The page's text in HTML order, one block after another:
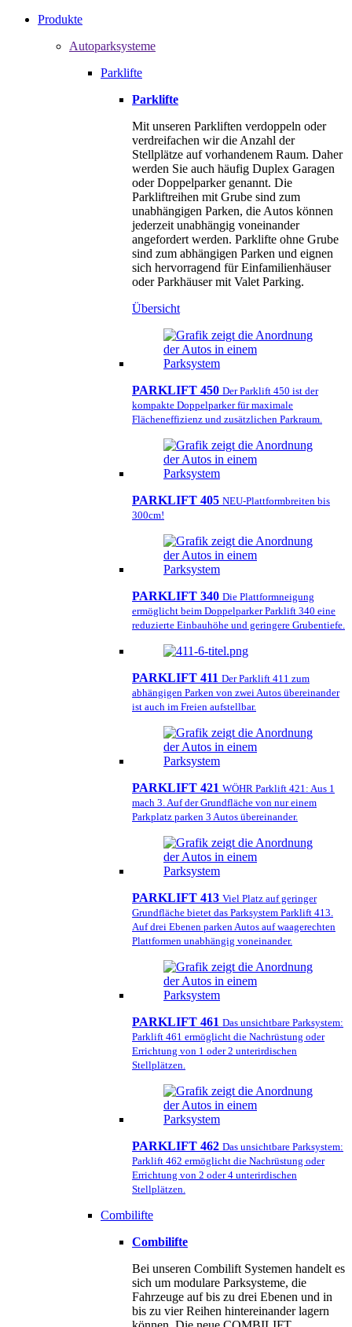
Produkte
Autoparksysteme
Parklifte
Parklifte
Mit unseren Parkliften verdoppeln oder
verdreifachen wir die Anzahl der
Stellplätze auf vorhandenem Raum. Daher
werden Sie auch häufig Duplex Garagen
oder Doppelparker genannt. Die
Parkliftreihen mit Grube sind zum
unabhängigen Parken, die Autos können
jederzeit unabhängig voneinander
angefordert werden. Parklifte ohne Grube
sind zum abhängigen Parken und eignen
sich hervorragend für Einfamilienhäuser
oder Parkhäuser mit Valet Parking.
Übersicht
PARKLIFT 450 Der Parklift 450 ist der
kompakte Doppelparker für maximale
Flächeneffizienz und zusätzlichen Parkraum.
PARKLIFT 405 NEU-Plattformbreiten bis
300cm!
PARKLIFT 340 Die Plattformneigung
ermöglicht beim Doppelparker Parklift 340 eine
reduzierte Einbauhöhe und geringere Grubentiefe.
PARKLIFT 411 Der Parklift 411 zum
abhängigen Parken von zwei Autos übereinander
ist auch im Freien aufstellbar.
PARKLIFT 421 WÖHR Parklift 421: Aus 1
mach 3. Auf der Grundfläche von nur einem
Parkplatz parken 3 Autos übereinander.
PARKLIFT 413 Viel Platz auf geringer
Grundfläche bietet das Parksystem Parklift 413.
Auf drei Ebenen parken Autos auf waagerechten
Plattformen unabhängig voneinander.
PARKLIFT 461 Das unsichtbare Parksystem:
Parklift 461 ermöglicht die Nachrüstung oder
Errichtung von 1 oder 2 unterirdischen
Stellplätzen.
PARKLIFT 462 Das unsichtbare Parksystem:
Parklift 462 ermöglicht die Nachrüstung oder
Errichtung von 2 oder 4 unterirdischen
Stellplätzen.
Combilifte
Combilifte
Bei unseren Combilift Systemen handelt es
sich um modulare Parksysteme, die
Fahrzeuge auf bis zu drei Ebenen und in
bis zu vier Reihen hintereinander lagern